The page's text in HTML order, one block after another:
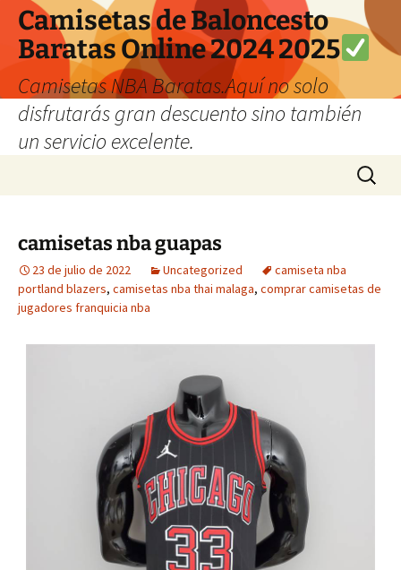
Camisetas de Baloncesto
Baratas Online 2024 2025
Camisetas NBA Baratas.Aquí no solo
disfrutarás gran descuento sino también
un servicio excelente.
Buscar:
camisetas nba guapas
23 de julio de 2022 Uncategorized
camiseta nba
portland blazers, camisetas nba thai malaga, comprar camisetas de
jugadores franquicia nba